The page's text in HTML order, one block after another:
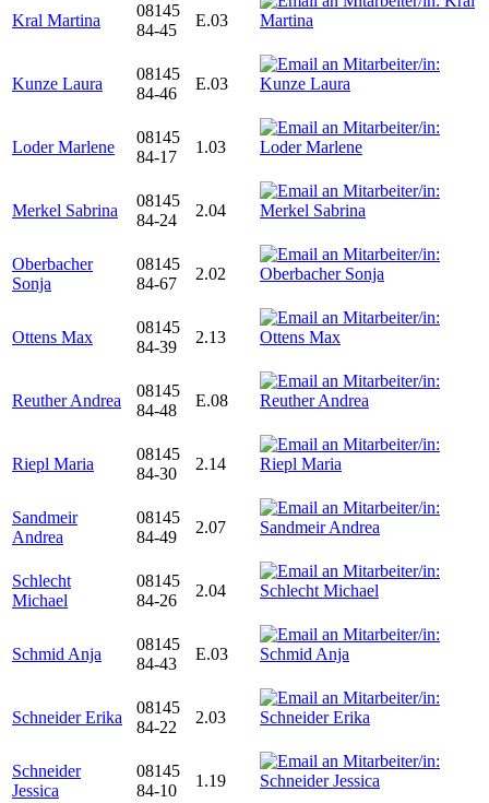
Kral Martina
08145
84-45
E.03
Kunze Laura
08145
84-46
E.03
Loder Marlene
08145
84-17
1.03
Merkel Sabrina
08145
84-24
2.04
Oberbacher
Sonja
08145
84-67
2.02
Ottens Max
08145
84-39
2.13
Reuther Andrea
08145
84-48
E.08
Riepl Maria
08145
84-30
2.14
Sandmeir
Andrea
08145
84-49
2.07
Schlecht
Michael
08145
84-26
2.04
Schmid Anja
08145
84-43
E.03
Schneider Erika
08145
84-22
2.03
Schneider
Jessica
08145
84-10
1.19